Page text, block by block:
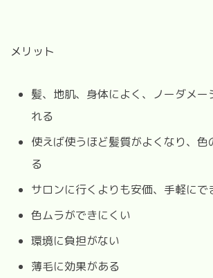
メリット
髪、地肌、身体によく、ノーダメー
れる
使えば使うほど髪質がよくなり、色
る
サロンに行くよりも安価、手軽にで
色ムラができにくい
環境に負担がない
薄毛に効果がある